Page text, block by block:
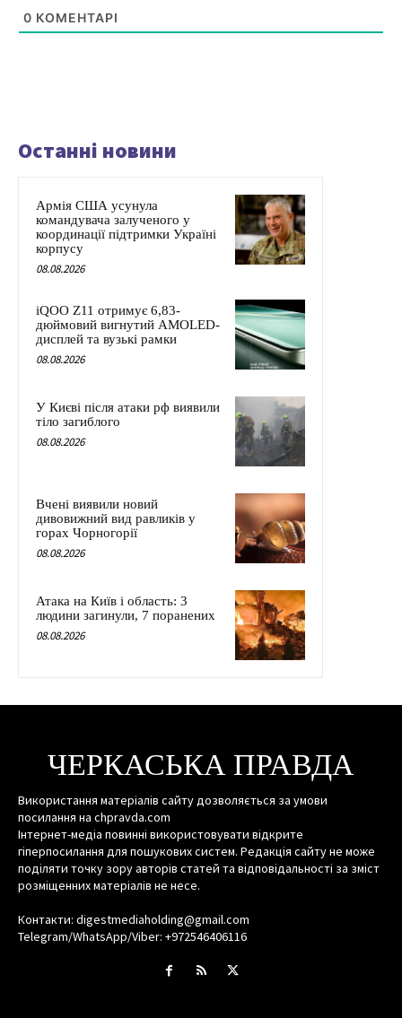
0 КОМЕНТАРІ
Останні новини
Армія США усунула
командувача залученого у
координації підтримки Україні
корпусу
08.08.2026
iQOO Z11 отримує 6,83-
дюймовий вигнутий AMOLED-
дисплей та вузькі рамки
08.08.2026
У Києві після атаки рф виявили
тіло загиблого
08.08.2026
Вчені виявили новий
дивовижний вид равликів у
горах Чорногорії
08.08.2026
Атака на Київ і область: 3
людини загинули, 7 поранених
08.08.2026
ЧЕРКАСЬКА ПРАВДА
Використання матеріалів сайту дозволяється за умови
посилання на chpravda.com
Інтернет-медіа повинні використовувати відкрите
гіперпосилання для пошукових систем. Редакція сайту не може
поділяти точку зору авторів статей та відповідальності за зміст
розміщенних матеріалів не несе.
Контакти: digestmediaholding@gmail.com
Telegram/WhatsApp/Viber: +972546406116